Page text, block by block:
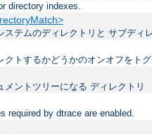
directory indexes.
ステムのディレクトリと サブディ
クトするかどうかのオンオフをト
ントツリーになる ディレクトリ
required by dtrace are enabled.